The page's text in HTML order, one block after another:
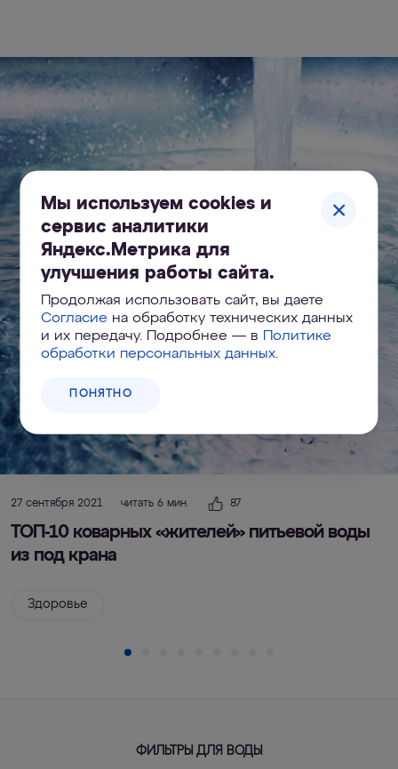
27 сентября 2021 читать 6 мин. 87
ТОП-10 коварных «жителей» питьевой воды
из под крана
Здоровье
Мы используем cookies и
сервис аналитики
Яндекс.Метрика для
улучшения работы сайта.
Продолжая использовать сайт, вы даете
Согласие на обработку технических данных
и их передачу. Подробнее — в Политике
обработки персональных данных.
ПОНЯТНО
ФИЛЬТРЫ ДЛЯ ВОДЫ